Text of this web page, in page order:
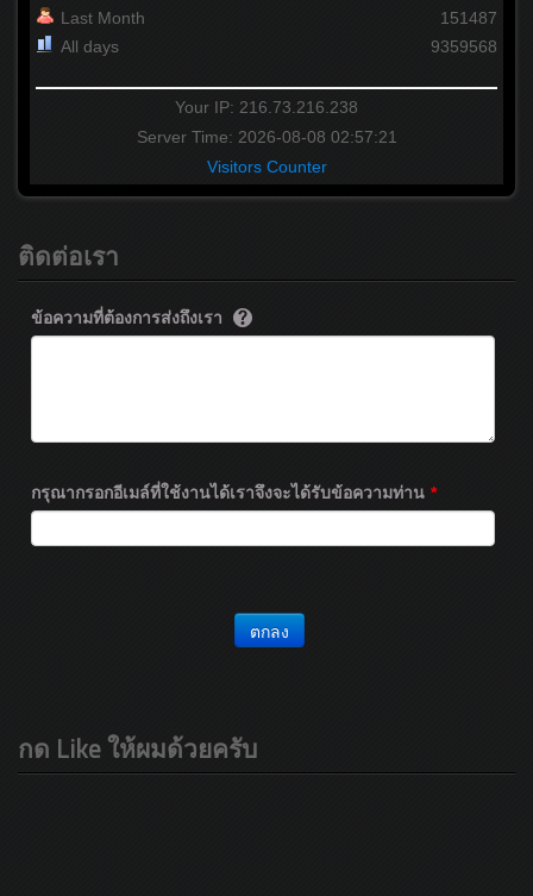
Last Month
All days
151487
9359568
Your IP: 216.73.216.238
Server Time: 2026-08-08 02:57:21
Visitors Counter
ติดต่อเรา
ข้อความที่ต้องการส่งถึงเรา
กรุณากรอกอีเมล์ที่ใช้งานได้เราจึงจะได้รับข้อความท่าน *
ตกลง
กด Like ให้ผมด้วยครับ